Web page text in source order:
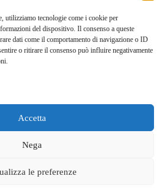
utilizziamo tecnologie come i cookie per
del dispositivo. Il consenso a queste
dati come il comportamento di navigazione o ID
o ritirare il consenso può influire negativamente
Accetta
Nega
le preferenze
| SEXY SHOP ONLINE
DISCRETO